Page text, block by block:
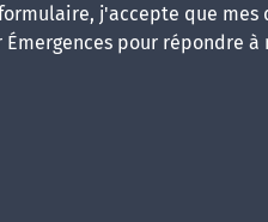
j'accepte que
pour répondre à
(FIF PL, CPF, DPC)